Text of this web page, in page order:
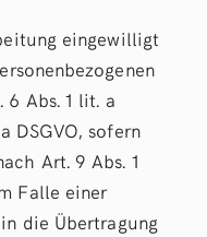
eingewilligt
Abs. 1 lit. a
DSGVO, sofern
Art. 9 Abs. 1
Falle einer
die Übertragung